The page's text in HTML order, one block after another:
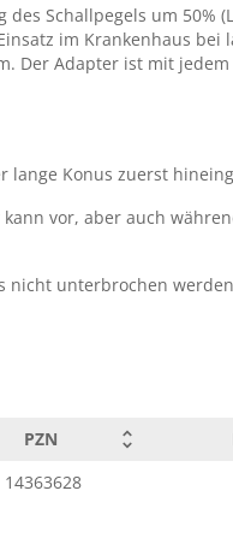
Schallpegels um 50%
im Krankenhaus bei
Der Adapter ist mit jedem
lange Konus zuerst
vor, aber auch
nicht unterbrochen
PZN
14363628